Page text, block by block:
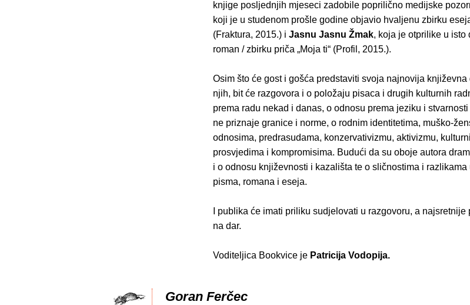
knjige posljednjih mjeseci zadobile poprilično medijske
koji je u studenom prošle godine objavio hvaljenu zbirku
(Fraktura, 2015.) i Jasnu Jasnu Žmak, koja je otprilike u
roman / zbirku priča „Moja ti“ (Profil, 2015.).
Osim što će gost i gošća predstaviti svoja najnovija
njih, bit će razgovora i o položaju pisaca i drugih kulturnih
prema radu nekad i danas, o odnosu prema jeziku i
ne priznaje granice i norme, o rodnim identitetima, muško-
odnosima, predrasudama, konzervativizmu, aktivizmu,
prosvjedima i kompromisima. Budući da su oboje autora
i o odnosu književnosti i kazališta te o sličnostima i
pisma, romana i eseja.
I publika će imati priliku sudjelovati u razgovoru, a
na dar.
Voditeljica Bookvice je Patricija Vodopija.
Goran Ferčec